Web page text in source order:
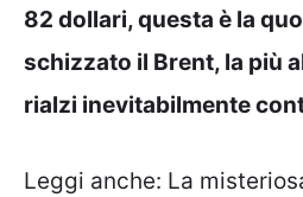
82 dollari, questa è la
schizzato il Brent, la più
rialzi inevitabilmente
Leggi anche: La